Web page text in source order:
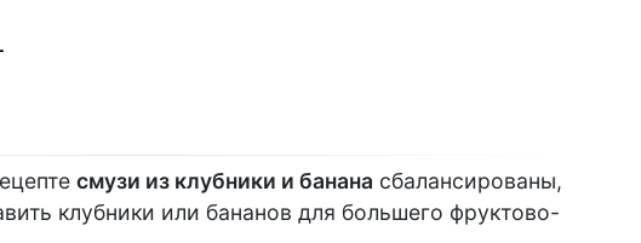
смузи из клубники и банана сбалансированы,
клубники или бананов для большего фруктово-